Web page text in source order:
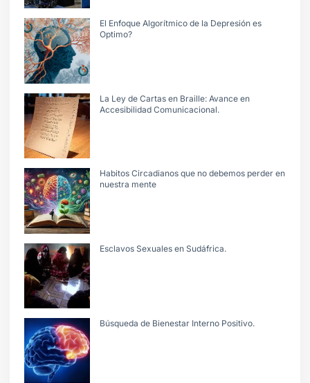
El Enfoque Algorítmico de la Depresión es
Optimo?
La Ley de Cartas en Braille: Avance en
Accesibilidad Comunicacional.
Habitos Circadianos que no debemos perder en
nuestra mente
Esclavos Sexuales en Sudáfrica.
Búsqueda de Bienestar Interno Positivo.